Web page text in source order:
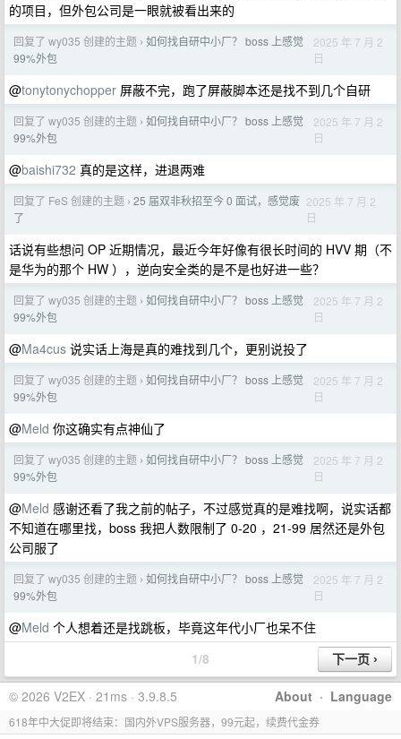
的项目，但外包公司是一眼就被看出来的
回复了 wy035 创建的主题 › 如何找自研中小厂？ boss 上感觉
99%外包
2025 年 7 月 2
日
@tonytonychopper 屏蔽不完，跑了屏蔽脚本还是找不到几个自研
回复了 wy035 创建的主题 › 如何找自研中小厂？ boss 上感觉
99%外包
2025 年 7 月 2
日
@baishi732 真的是这样，进退两难
回复了 FeS 创建的主题 › 25 届双非秋招至今 0 面试，感觉废
了
2025 年 7 月 2
日
话说有些想问 OP 近期情况，最近今年好像有很长时间的 HVV 期（不
是华为的那个 HW ），逆向安全类的是不是也好进一些？
回复了 wy035 创建的主题 › 如何找自研中小厂？ boss 上感觉
99%外包
2025 年 7 月 2
日
@Ma4cus 说实话上海是真的难找到几个，更别说投了
回复了 wy035 创建的主题 › 如何找自研中小厂？ boss 上感觉
99%外包
2025 年 7 月 2
日
@Meld 你这确实有点神仙了
回复了 wy035 创建的主题 › 如何找自研中小厂？ boss 上感觉
99%外包
2025 年 7 月 2
日
@Meld 感谢还看了我之前的帖子，不过感觉真的是难找啊，说实话都
不知道在哪里找，boss 我把人数限制了 0-20 ，21-99 居然还是外包
公司服了
回复了 wy035 创建的主题 › 如何找自研中小厂？ boss 上感觉
99%外包
2025 年 7 月 2
日
@Meld 个人想着还是找跳板，毕竟这年代小厂也呆不住
1/8
About · Language
© 2026 V2EX · 21ms · 3.9.8.5
618年中大促即将结束：国内外VPS服务器，99元起，续费代金券